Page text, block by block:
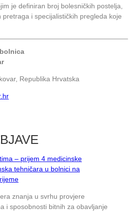
je definiran broj bolesničkih postelja,
i specijalističkih pregleda koje
Republika Hrvatska
– prijem 4 medicinske
tehničara u bolnici na
znanja u svrhu provjere
i sposobnosti bitnih za obavljanje